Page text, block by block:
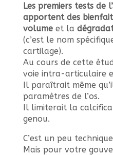
Les premiers tests de
apportent des
volumeet la
(c’est le nom
cartilage).
Au cours de cette
voie intra-articulaire
Il paraîtrait même
paramètres de l’os.
Il limiterait la
genou.
C’est un peu
Mais pour votre